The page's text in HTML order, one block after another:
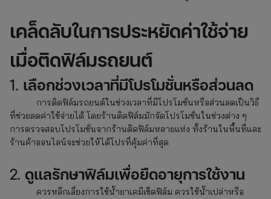
เคล็ดลับในการประหยัดค่าใช้จ่าย
เมื่อติดฟิล์มรถยนต์
1. เลือกช่วงเวลาที่มีโปรโมชั่นหรือส่วนลด
การติดฟิล์มรถยนต์ในช่วงเวลาที่มีโปรโมชั่นหรือส่วนลดเป็นวิธี
ที่ช่วยลดค่าใช้จ่ายได้ โดยร้านติดฟิล์มมักจัดโปรโมชั่นในช่วงต่าง ๆ
การตรวจสอบโปรโมชั่นจากร้านติดฟิล์มหลายแห่ง ทั้งร้านในพื้นที่และ
ร้านค้าออนไลน์จะช่วยให้ได้โปรที่คุ้มค่าที่สุด
2. ดูแลรักษาฟิล์มเพื่อยืดอายุการใช้งาน
ควรหลีกเลี่ยงการใช้น้ำยาเคมีเช็ดฟิล์ม ควรใช้น้ำเปล่าหรือ